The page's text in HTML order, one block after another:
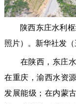
陕西东庄水利枢
照片）。新华社发（
在陕西，东庄水
在重庆，渝西水资
发展能级；在内蒙